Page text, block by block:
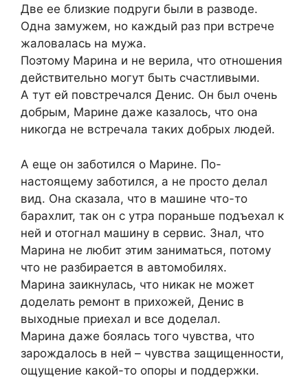
Две ее близкие подруги были в разводе.
Одна замужем, но каждый раз при встрече
жаловалась на мужа.
Поэтому Марина и не верила, что отношения
действительно могут быть счастливыми.
А тут ей повстречался Денис. Он был очень
добрым, Марине даже казалось, что она
никогда не встречала таких добрых людей.
А еще он заботился о Марине. По-
настоящему заботился, а не просто делал
вид. Она сказала, что в машине что-то
барахлит, так он с утра пораньше подъехал к
ней и отогнал машину в сервис. Знал, что
Марина не любит этим заниматься, потому
что не разбирается в автомобилях.
Марина заикнулась, что никак не может
доделать ремонт в прихожей, Денис в
выходные приехал и все доделал.
Марина даже боялась того чувства, что
зарождалось в ней – чувства защищенности,
ощущение какой-то опоры и поддержки.